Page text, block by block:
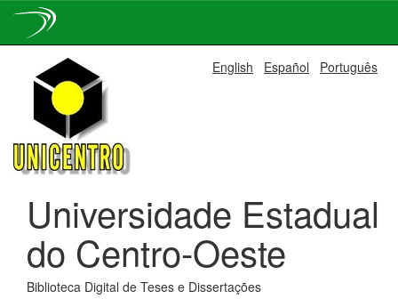
navigation
English Español Português
Universidade Estadual
do Centro-Oeste
Biblioteca Digital de Teses e Dissertações